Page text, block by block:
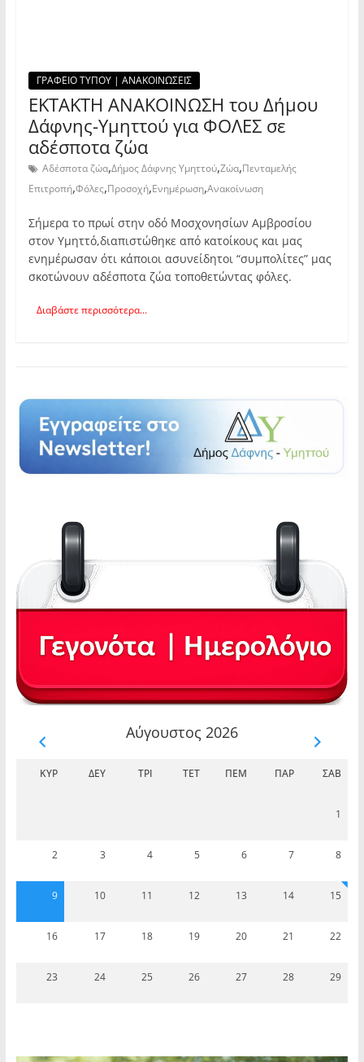
ΓΡΑΦΕΙΟ ΤΥΠΟΥ | ΑΝΑΚΟΙΝΩΣΕΙΣ
ΕΚΤΑΚΤΗ ΑΝΑΚΟΙΝΩΣΗ του Δήμου
Δάφνης-Υμηττού για ΦΟΛΕΣ σε
αδέσποτα ζώα
Αδέσποτα ζώα,Δήμος Δάφνης Υμηττού,Ζώα,Πενταμελής
Επιτροπή,Φόλες,Προσοχή,Ενημέρωση,Ανακοίνωση
Σήμερα το πρωί στην οδό Μοσχονησίων Αμβροσίου
στον Υμηττό,διαπιστώθηκε από κατοίκους και μας
ενημέρωσαν ότι κάποιοι ασυνείδητοι “συμπολίτες” μας
σκοτώνουν αδέσποτα ζώα τοποθετώντας φόλες.
Διαβάστε περισσότερα...
Αύγουστος 2026
ΚΥΡ ΔΕΥ ΤΡΊ ΤΕΤ ΠΈΜ ΠΑΡ ΣΆΒ
1
2 3 4 5 6 7 8
9 10 11 12 13 14 15
16 17 18 19 20 21 22
23 24 25 26 27 28 29